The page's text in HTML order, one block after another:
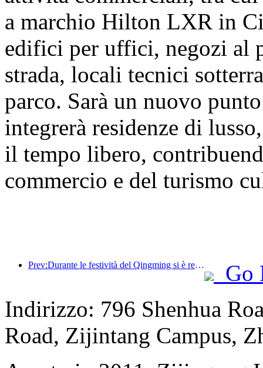
a marchio Hilton LXR in
edifici per uffici, negozi al
strada, locali tecnici
parco. Sarà un nuovo
integrerà residenze di
il tempo libero,
commercio e del turismo
Prev:Durante le festività del Qingming si è registrato un aumento dei viaggi dovuto alle lunghe ferie, con gite e visite ai fiori che hanno portato a un aumento del numero di visitatori in molte città.
Go
Indirizzo: 796 Shenhua
Road, Zijintang Campus,